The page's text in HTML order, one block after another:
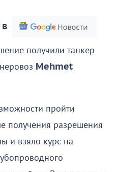
получили танкер
Mehmet
пройти
получения разрешения
и взяло курс на